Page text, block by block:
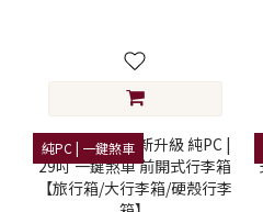
純PC | 一鍵煞車